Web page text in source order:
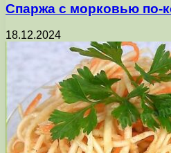
Спаржа с морковью по-
18.12.2024